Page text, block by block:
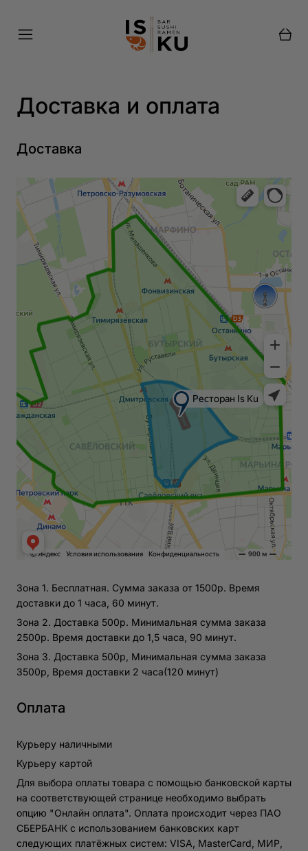
Доставка и оплата
Доставка
Зона 1. Бесплатная. Сумма заказа от 1500р. Время
доставки до 1 часа, 60 минут.
Зона 2. Доставка 500р. Минимальная сумма заказа
2500р. Время доставки до 1,5 часа, 90 минут.
Зона 3. Доставка 500р, Минимальная сумма заказа
3500р, Время доставки 2 часа(120 минут)
Оплата
Курьеру наличными
Курьеру картой
Для выбора оплаты товара с помощью банковской карты
на соответствующей странице необходимо выбрать
опцию "Онлайн оплата". Оплата происходит через ПАО
СБЕРБАНК с использованием банковских карт
следующих платёжных систем: VISA, MasterCard, МИР,
Куда доставить?